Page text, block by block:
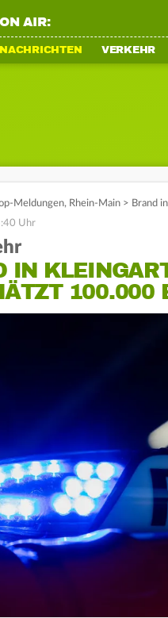
ON AIR:
NACHRICHTEN VERKEHR
Meldungen, Rhein-Main > Brand
Uhr
IN
100.000